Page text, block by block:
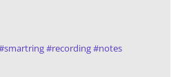
smartring#recording#notes